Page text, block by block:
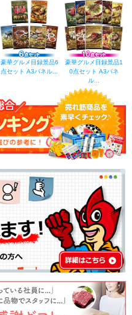
豪華グルメ目録景品6
点セット A3パネル...
豪華グルメ目録景品1
0点セット A3パネ
ル...